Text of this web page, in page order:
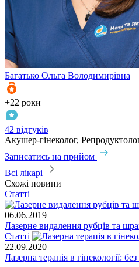
Багатько Ольга Володимирівна
+22 роки
42 відгуків
Акушер-гінеколог,
Записатись на прийом
Всі лікарі
Схожі новини
Статті
06.06.2019
Лазерне видалення рубців та
Статті
22.09.2020
Лазерна терапія в гінекології: